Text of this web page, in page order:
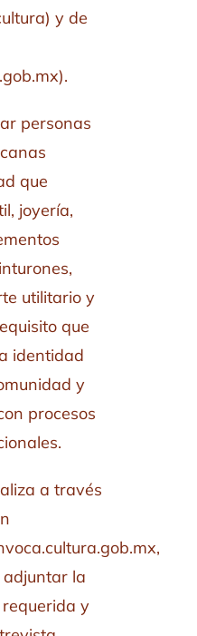
y de
personas
que
joyería,
utilitario y
que
identidad
y
procesos
a través
la
y